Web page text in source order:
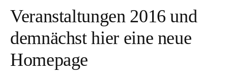
Veranstaltungen 2016 und
demnächst hier eine neue
Homepage